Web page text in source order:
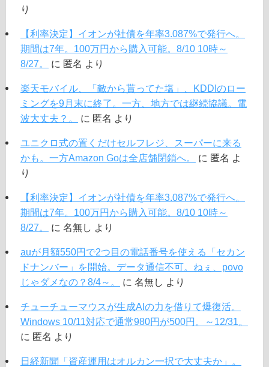
り
【利率決定】イオンが社債を年率3.087%で発行へ。
期間は7年。100万円から購入可能。8/10 10時～
8/27。
に 匿名 より
楽天モバイル、「敵から貰ってた塩」、KDDIのロー
ミングを9月末に終了。一方、地方では継続協議。電
波大丈夫？。
に 匿名 より
ユニクロ式の置くだけセルフレジ、スーパーに来る
かも。一方Amazon Goは全店舗閉鎖へ。
に 匿名 よ
り
【利率決定】イオンが社債を年率3.087%で発行へ。
期間は7年。100万円から購入可能。8/10 10時～
8/27。
に 名無し より
auが月額550円で2つ目の電話番号を使える「セカン
ドナンバー」を開始。データ通信不可。ねぇ、povo
じゃダメなの？8/4～。
に 名無し より
チューチューマウスが生成AIの力を借りて爆復活。
Windows 10/11対応で通常980円が500円。～12/31。
に 匿名 より
日経新聞「資産運用はオルカン一択で大丈夫か」。